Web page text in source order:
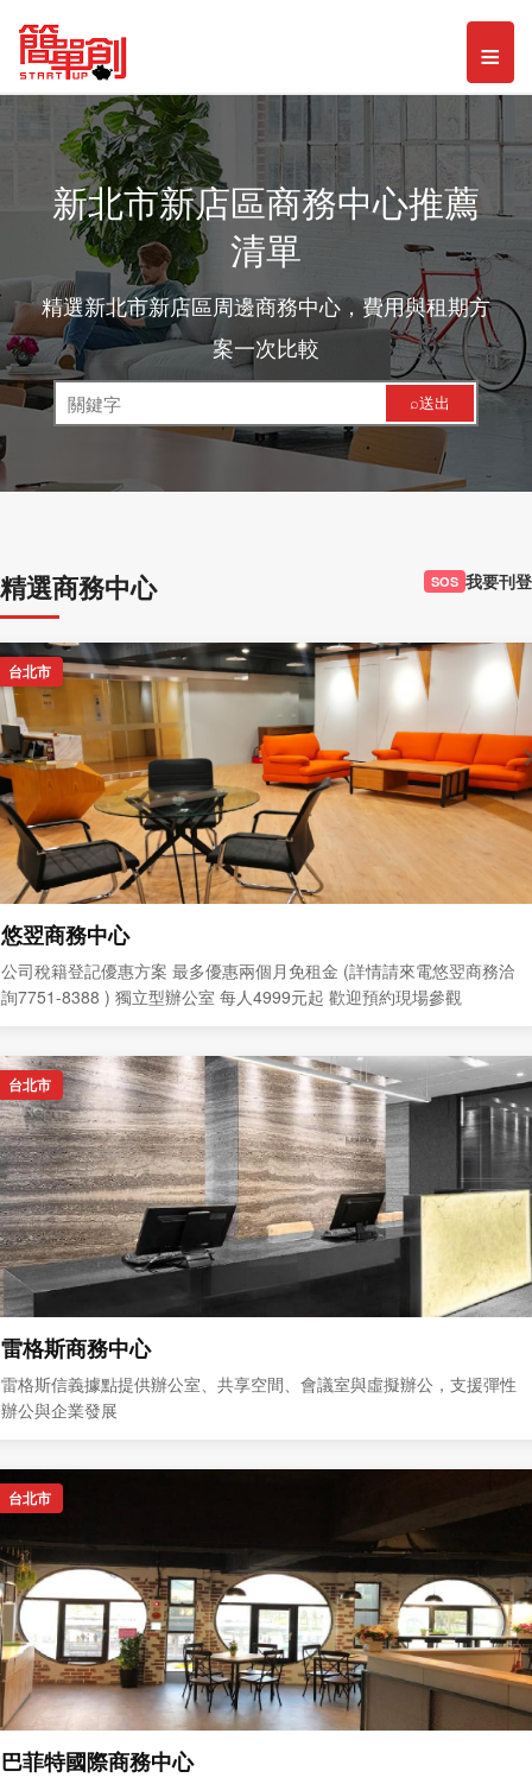
≡
新北市新店區商務中心推薦
清單
精選新北市新店區周邊商務中心，費用與租期方
案一次比較
⌕送出
精選商務中心 SOS 我要刊登
台北市
悠翌商務中心
公司稅籍登記優惠方案 最多優惠兩個月免租金 (詳情請來電悠翌商務洽
詢7751-8388 ) 獨立型辦公室 每人4999元起 歡迎預約現場參觀
台北市
雷格斯商務中心
雷格斯信義據點提供辦公室、共享空間、會議室與虛擬辦公，支援彈性
辦公與企業發展
台北市
巴菲特國際商務中心